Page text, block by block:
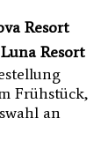
Resort
Resort
Frühstück,
an